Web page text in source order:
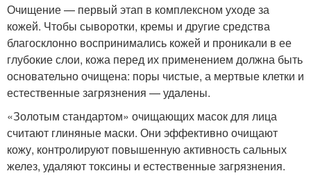
Очищение — первый этап в комплексном уходе за
кожей. Чтобы сыворотки, кремы и другие средства
благосклонно воспринимались кожей и проникали в ее
глубокие слои, кожа перед их применением должна быть
основательно очищена: поры чистые, а мертвые клетки и
естественные загрязнения — удалены.
«Золотым стандартом» очищающих масок для лица
считают глиняные маски. Они эффективно очищают
кожу, контролируют повышенную активность сальных
желез, удаляют токсины и естественные загрязнения.